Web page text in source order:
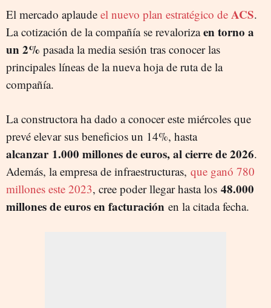
El mercado aplaude el nuevo plan estratégico de ACS.
La cotización de la compañía se revalorizaen torno a
un 2% pasada la media sesión tras conocer las
principales líneas de la nueva hoja de ruta de la
compañía.
La constructora ha dado a conocer este miércoles que
prevé elevar sus beneficios un 14%, hasta
alcanzar 1.000 millones de euros, al cierre de 2026.
Además, la empresa de infraestructuras, que ganó 780
millones este 2023, cree poder llegar hasta los 48.000
millones de euros en facturación en la citada fecha.